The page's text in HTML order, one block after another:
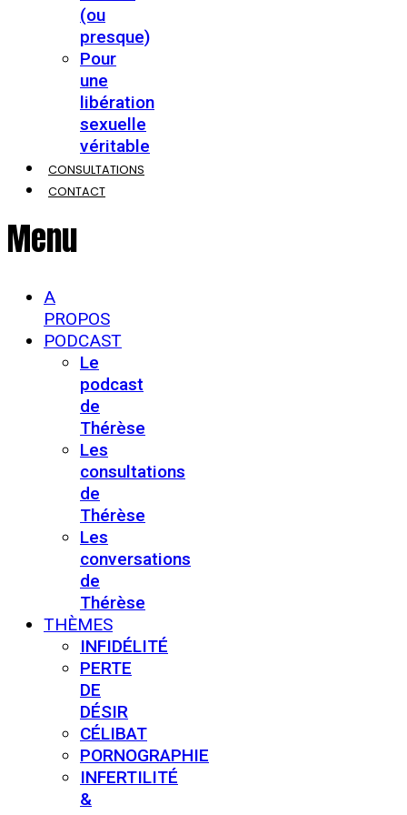
(ou
presque)
Pour
une
libération
sexuelle
véritable
CONSULTATIONS
CONTACT
Menu
A
PROPOS
PODCAST
Le
podcast
de
Thérèse
Les
consultations
de
Thérèse
Les
conversations
de
Thérèse
THÈMES
INFIDÉLITÉ
PERTE
DE
DÉSIR
CÉLIBAT
PORNOGRAPHIE
INFERTILITÉ
&